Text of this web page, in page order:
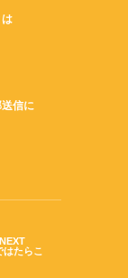
信に
はたらこ